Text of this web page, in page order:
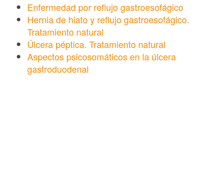
Enfermedad por reflujo gastroesofágico
Hernia de hiato y reflujo gastroesofágico.
Tratamiento natural
Úlcera péptica. Tratamiento natural
Aspectos psicosomáticos en la úlcera
gastroduodenal